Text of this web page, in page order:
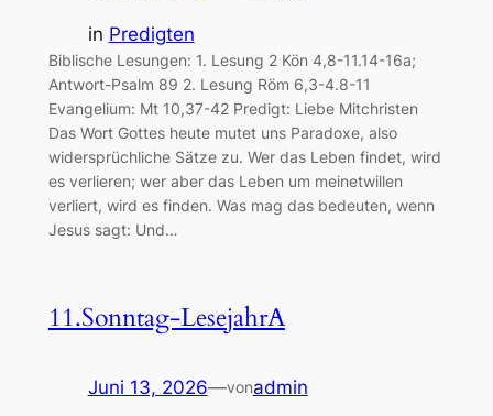
in Predigten
Biblische Lesungen: 1. Lesung 2 Kön 4,8-11.14-16a;
Antwort-Psalm 89 2. Lesung Röm 6,3-4.8-11
Evangelium: Mt 10,37-42 Predigt: Liebe Mitchristen
Das Wort Gottes heute mutet uns Paradoxe, also
widersprüchliche Sätze zu. Wer das Leben findet, wird
es verlieren; wer aber das Leben um meinetwillen
verliert, wird es finden. Was mag das bedeuten, wenn
Jesus sagt: Und…
11.Sonntag-LesejahrA
Juni 13, 2026—vonadmin